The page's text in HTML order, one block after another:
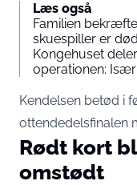
Læs også
Familien
skuespiller er død
Kongehuset
operationen:
Kendelsen betød i
ottendedelsfinalen
Rødt kort
omstødt